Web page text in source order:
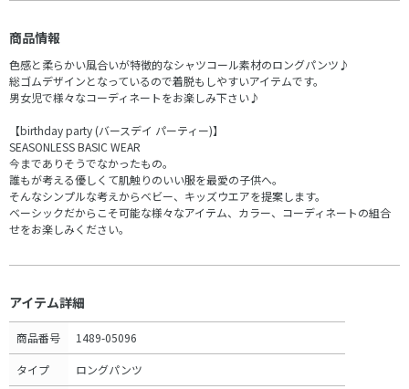
商品情報
色感と柔らかい風合いが特徴的なシャツコール素材のロングパンツ♪
総ゴムデザインとなっているので着脱もしやすいアイテムです。
男女児で様々なコーディネートをお楽しみ下さい♪
【birthday party (バースデイ パーティー)】
SEASONLESS BASIC WEAR
今までありそうでなかったもの。
誰もが考える優しくて肌触りのいい服を最愛の子供へ。
そんなシンプルな考えからベビー、キッズウエアを提案します。
ベーシックだからこそ可能な様々なアイテム、カラー、コーディネートの組合
せをお楽しみください。
アイテム詳細
商品番号 1489-05096
タイプ ロングパンツ